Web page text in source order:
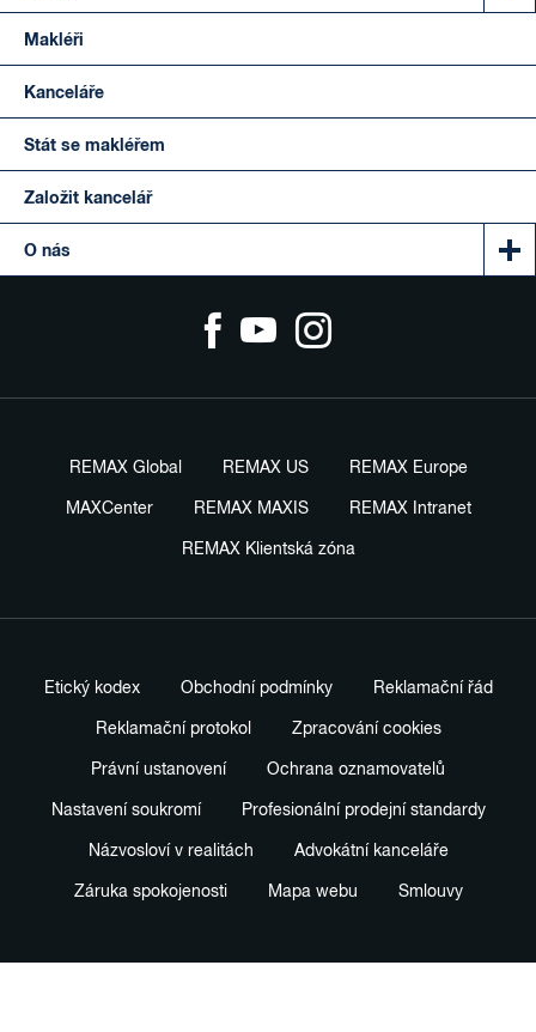
Makléři
Kanceláře
Stát se makléřem
Založit kancelář
O nás
REMAX Global REMAX US REMAX Europe
MAXCenter REMAX MAXIS REMAX Intranet
REMAX Klientská zóna
Etický kodex Obchodní podmínky Reklamační řád
Reklamační protokol Zpracování cookies
Právní ustanovení Ochrana oznamovatelů
Nastavení soukromí Profesionální prodejní standardy
Názvosloví v realitách Advokátní kanceláře
Záruka spokojenosti Mapa webu Smlouvy